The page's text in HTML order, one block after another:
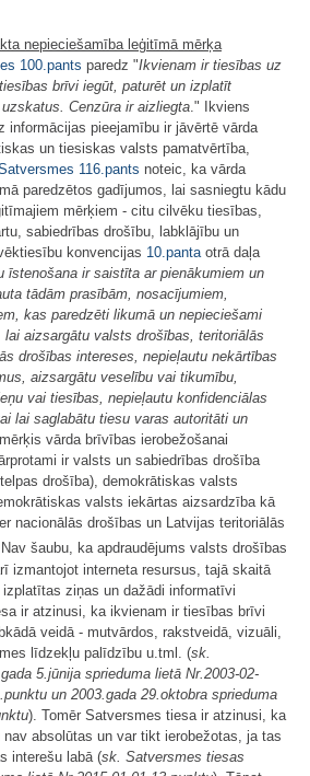
nepieciešamība leģitīmā mērķa
100.pants paredz "Ikvienam ir tiesības uz
brīvi iegūt, paturēt un izplatīt
Cenzūra ir aizliegta." Ikviens
informācijas pieejamību ir jāvērtē vārda
un tiesiskas valsts pamatvērtība,
116.pants noteic, ka vārda
paredzētos gadījumos, lai sasniegtu kādu
mērķiem - citu cilvēku tiesības,
sabiedrības drošību, labklājību un
konvencijas 10.pantaotrā daļa
īstenošana ir saistīta ar pienākumiem un
tādām prasībām, nosacījumiem,
kas paredzēti likumā un nepieciešami
aizsargātu valsts drošības, teritoriālās
drošības intereses, nepieļautu nekārtības
aizsargātu veselību vai tikumību,
vai tiesības, nepieļautu konfidenciālas
lai saglabātu tiesu varas autoritāti un
vārda brīvības ierobežošanai
ir valsts un sabiedrības drošība
drošība), demokrātiskas valsts
valsts iekārtas aizsardzība kā
nacionālās drošības un Latvijas teritoriālās
Nav šaubu, ka apdraudējums valsts drošības
izmantojot interneta resursus, tajā skaitā
ziņas un dažādi informatīvi
ir atzinusi, ka ikvienam ir tiesības brīvi
veidā - mutvārdos, rakstveidā, vizuāli,
līdzekļu palīdzību u.tml. (sk.
5.jūnija sprieduma lietā Nr.2003-02-
un 2003.gada 29.oktobra sprieduma
). Tomēr Satversmes tiesa ir atzinusi, ka
absolūtas un var tikt ierobežotas, ja tas
interešu labā (sk. Satversmes tiesas